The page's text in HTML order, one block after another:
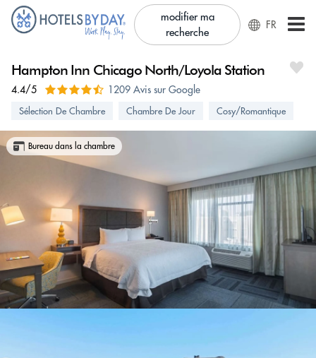
modifier ma
recherche
FR
Hampton Inn Chicago North/Loyola Station
4.4/5 1209 Avis sur Google
Sélection De Chambre Chambre De Jour Cosy/Romantique
Bureau dans la chambre